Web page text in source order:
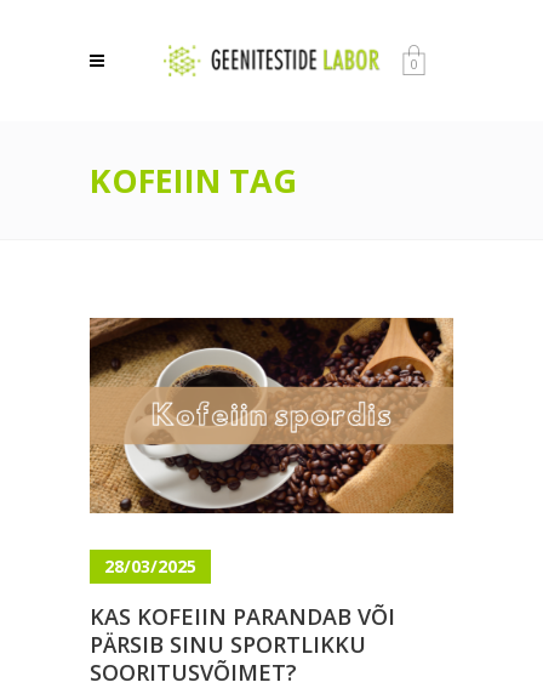
0
KOFEIIN TAG
28/03/2025
KAS KOFEIIN PARANDAB VÕI
PÄRSIB SINU SPORTLIKKU
SOORITUSVÕIMET?